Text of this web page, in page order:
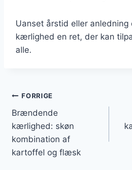
Uanset årstid eller
kærlighed en ret, der kan
alle.
Indlægsnavigation
FORRIGE
Brændende
kærlighed: skøn
kombination af
kartoffel og flæsk